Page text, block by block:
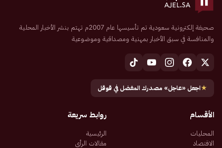
صحيفة إلكترونية سعودية تم تأسيسها عام 2007م تهتم بنشر الأخبار المحلية
والمنافسة في سبق الأخبار بمهنية ومصداقية وموضوعية
★اجعل «عاجل» مصدرك المفضل في قوقل
الأقسام
المحليات
الاقتصاد
روابط سريعة
الرئيسية
مقالات الرأي